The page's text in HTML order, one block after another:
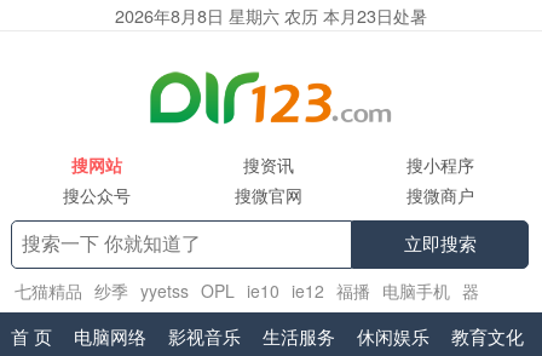
2026年8月8日 星期六 农历 本月23日处暑
搜网站 搜资讯
搜小程序
搜公众号
搜微官网 搜微商户
立即搜索
七猫精品 纱季 yyetss OPL ie10 ie12 福播 电脑手机 器
www.sov5.cn
首 页 电脑网络 影视音乐 生活服务 休闲娱乐 教育文化